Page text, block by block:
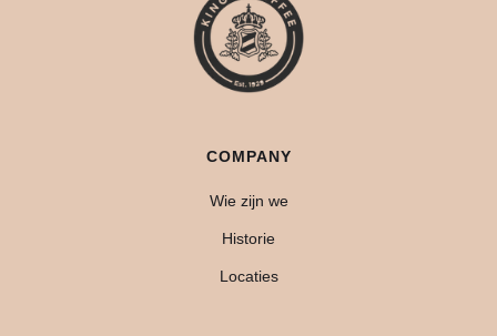
COMPANY
Wie zijn we
Historie
Locaties